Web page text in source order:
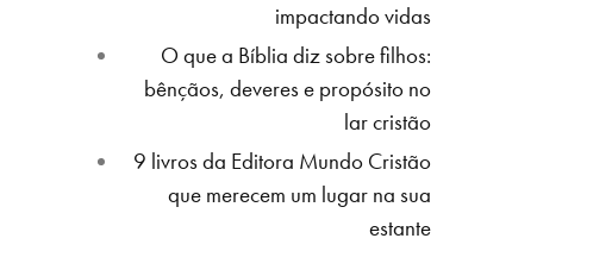
impactando vidas
O que a Bíblia diz sobre filhos:
bênçãos, deveres e propósito no
lar cristão
9 livros da Editora Mundo Cristão
que merecem um lugar na sua
estante